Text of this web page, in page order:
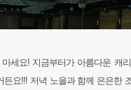
세요! 지금부터가 아름다운 캐
든요!!! 저녁 노을과 함께 은은한